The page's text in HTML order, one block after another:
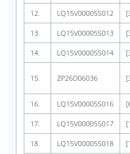
12. LQ15V00005S012
13. LQ15V00005S013
14. LQ15V00005S014
15. ZP26D06036
16. LQ15V00005S016
17. LQ15V00005S017
18. LQ15V00005S018